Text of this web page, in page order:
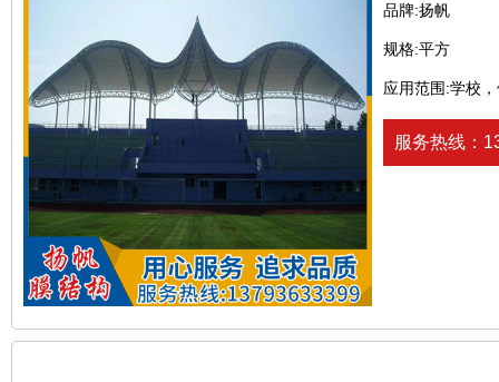
品牌:扬帆
规格:平方
应用范围:学校
服务热线：